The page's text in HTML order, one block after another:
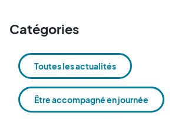
Catégories
Toutes les actualités
Être accompagné en journée